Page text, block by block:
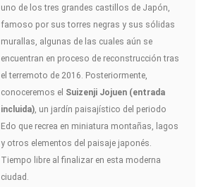
uno de los tres grandes castillos de Japón,
famoso por sus torres negras y sus sólidas
murallas, algunas de las cuales aún se
encuentran en proceso de reconstrucción tras
el terremoto de 2016. Posteriormente,
conoceremos el Suizenji Jojuen (entrada
incluida) , un jardín paisajístico del periodo
Edo que recrea en miniatura montañas, lagos
y otros elementos del paisaje japonés.
Tiempo libre al finalizar en esta moderna
ciudad.